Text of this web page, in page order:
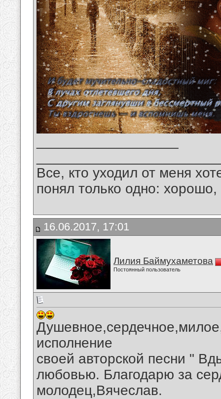
Все, кто уходил от меня
понял только одно:
16.06.2017, 17:01
Лилия Баймухаметова
Постоянный пользователь
исполнение
своей авторской песни "
любовью. Благодарю за
молодец,Вячеслав.